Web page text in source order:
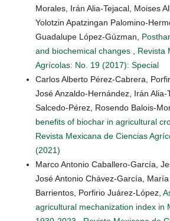
Morales, Irán Alia-Tejacal, Moises
Yolotzin Apatzingan Palomino-
Guadalupe López-Gúzman,
and biochemical changes , Revista
Agrícolas: No. 19 (2017): Special
Carlos Alberto Pérez-Cabrera,
José Anzaldo-Hernández, Irán Alia-
Salcedo-Pérez, Rosendo Balois-
benefits of biochar in agricultural
Revista Mexicana de Ciencias
(2021)
Marco Antonio Caballero-García,
José Antonio Chávez-García,
Barrientos, Porfirio Juárez-López,
agricultural mechanization index in